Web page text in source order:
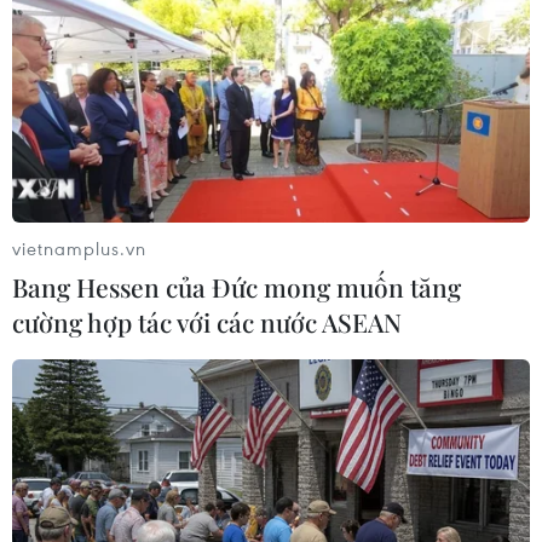
Tuyển thủ Indonesia cúi
đầu thành khẩn xin lỗi
người hâm mộ xứ vạn
đảo
HLV Kim Sang-sik nói
thẳng về Đình Bắc sau
khi tuyển Việt Nam bị
Singapore cầm hòa
vietnamplus.vn
Bang Hessen của Đức mong muốn tăng
cường hợp tác với các nước ASEAN